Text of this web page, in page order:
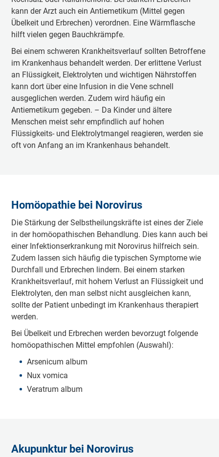
kann der Arzt auch ein Antiemetikum (Mittel gegen
Übelkeit und Erbrechen) verordnen. Eine Wärmflasche
hilft vielen gegen Bauchkrämpfe.
Bei einem schweren Krankheitsverlauf sollten Betroffene
im Krankenhaus behandelt werden. Der erlittene Verlust
an Flüssigkeit, Elektrolyten und wichtigen Nährstoffen
kann dort über eine Infusion in die Vene schnell
ausgeglichen werden. Zudem wird häufig ein
Antiemetikum gegeben. – Da Kinder und ältere
Menschen meist sehr empfindlich auf hohen
Flüssigkeits- und Elektrolytmangel reagieren, werden sie
oft von Anfang an im Krankenhaus behandelt.
Homöopathie bei Norovirus
Die Stärkung der Selbstheilungskräfte ist eines der Ziele
in der homöopathischen Behandlung. Dies kann auch bei
einer Infektionserkrankung mit Norovirus hilfreich sein.
Zudem lassen sich häufig die typischen Symptome wie
Durchfall und Erbrechen lindern. Bei einem starken
Krankheitsverlauf, mit hohem Verlust an Flüssigkeit und
Elektrolyten, den man selbst nicht ausgleichen kann,
sollte der Patient unbedingt im Krankenhaus therapiert
werden.
Bei Übelkeit und Erbrechen werden bevorzugt folgende
homöopathischen Mittel empfohlen (Auswahl):
Arsenicum album
Nux vomica
Veratrum album
Akupunktur bei Norovirus